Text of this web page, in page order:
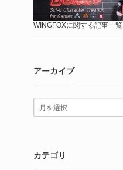
WINGFOXに関する記事一覧
アーカイブ
カテゴリ